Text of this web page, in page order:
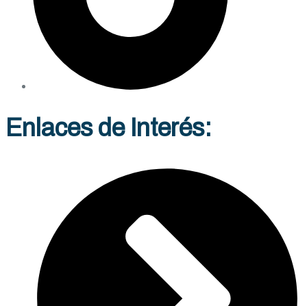
Enlaces de Interés: